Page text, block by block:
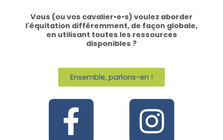
Vous (ou vos cavalier•e•s) voulez aborder
l'équitation différemment, de façon globale,
en utilisant toutes les ressources
disponibles ?
Ensemble, parlons-en !
F
I